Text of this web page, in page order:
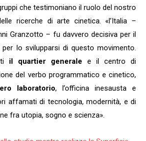
che testimoniano il ruolo del nostro
ricerche di arte cinetica. «l’Italia –
Granzotto – fu davvero decisiva per il
lo svilupparsi di questo movimento.
il quartier generale e il centro di
del verbo programmatico e cinetico,
laboratorio, l’officina inesausta e
affamati di tecnologia, modernità, e di
fra utopia, sogno e scienza».